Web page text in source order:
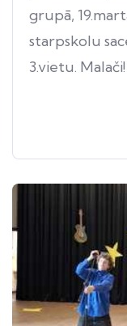
grupā,
starpskolu
3.vietu. Malači!